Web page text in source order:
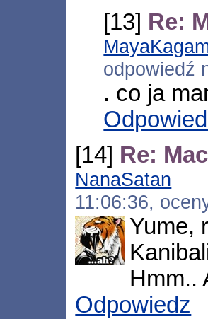
[13] Re:
odpowiedź
. co ja
[14] Re:
NanaSatan
11:06:36,
Yume,
Hmm..
Odpowiedz